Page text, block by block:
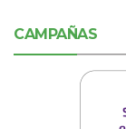
CAMPAÑAS